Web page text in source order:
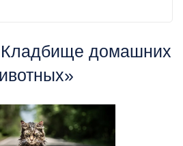
домашних